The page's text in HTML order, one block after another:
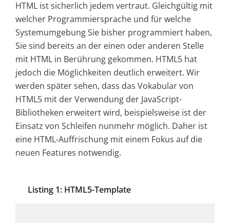
HTML ist sicherlich jedem vertraut. Gleichgültig mit
welcher Programmiersprache und für welche
Systemumgebung Sie bisher programmiert haben,
Sie sind bereits an der einen oder anderen Stelle
mit HTML in Berührung gekommen. HTML5 hat
jedoch die Möglichkeiten deutlich erweitert. Wir
werden später sehen, dass das Vokabular von
HTML5 mit der Verwendung der JavaScript-
Bibliotheken erweitert wird, beispielsweise ist der
Einsatz von Schleifen nunmehr möglich. Daher ist
eine HTML-Auffrischung mit einem Fokus auf die
neuen Features notwendig.
Listing 1: HTML5-Template